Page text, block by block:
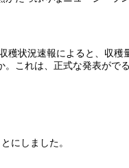
状況速報によると、収穫
これは、正式な発表がで
にしました。